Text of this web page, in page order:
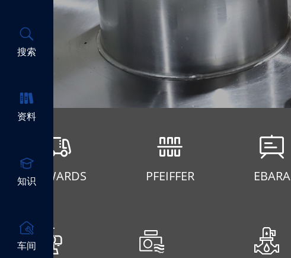
EDWARDS PFEIFFER EBARA
搜索
资料
知识
车间